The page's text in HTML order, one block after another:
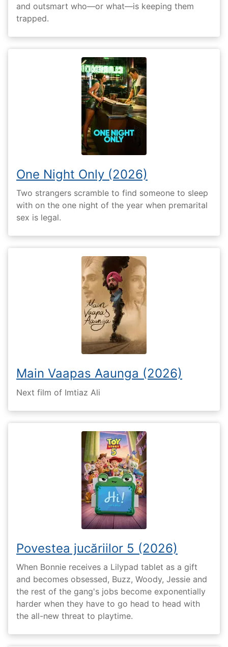
and outsmart who—or what—is keeping them
trapped.
One Night Only (2026)
Two strangers scramble to find someone to sleep
with on the one night of the year when premarital
sex is legal.
Main Vaapas Aaunga (2026)
Next film of Imtiaz Ali
Povestea jucăriilor 5 (2026)
When Bonnie receives a Lilypad tablet as a gift
and becomes obsessed, Buzz, Woody, Jessie and
the rest of the gang's jobs become exponentially
harder when they have to go head to head with
the all-new threat to playtime.